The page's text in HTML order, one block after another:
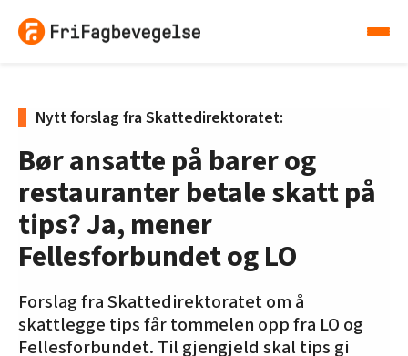
Nytt forslag fra Skattedirektoratet:
Bør ansatte på barer og
restauranter betale skatt på
tips? Ja, mener
Fellesforbundet og LO
Forslag fra Skattedirektoratet om å
skattlegge tips får tommelen opp fra LO og
Fellesforbundet. Til gjengjeld skal tips gi